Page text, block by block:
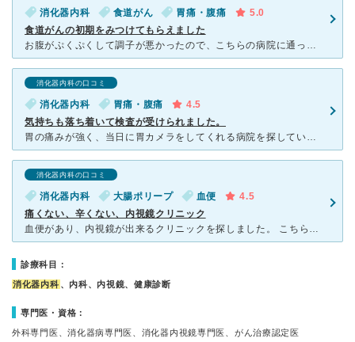
消化器内科 食道がん 胃痛・腹痛
5.0
食道がんの初期をみつけてもらえました
お腹がぷくぷくして調子が悪かったので、こちらの病院に通ったら、胃内視鏡をして貰え、普通なら見つからないような食道がんの初期を見つけて貰えました。 1年前、他院で、検査したにもかかわらず、見つかりまし
消化器内科の口コミ
消化器内科 胃痛・腹痛
4.5
気持ちも落ち着いて検査が受けられました。
胃の痛みが強く、当日に胃カメラをしてくれる病院を探していたところ 他の病院で何箇所か断られた中、こちらのクリニックのHPを見て電話した ところ当日に検査をお願いできるとのことで受診しました。 受
消化器内科の口コミ
消化器内科 大腸ポリープ 血便
4.5
痛くない、辛くない、内視鏡クリニック
血便があり、内視鏡が出来るクリニックを探しました。 こちらのクリニックは全身麻酔と鎮痛剤を利用し、胃と大腸の同日受診をすれば、通常2リットルも飲む下剤も飲まなくていい。との事で決めました。 初
診療科目：
消化器内科 、内科、内視鏡、健康診断
専門医・資格：
外科専門医、消化器病専門医、消化器内視鏡専門医、がん治療認定医